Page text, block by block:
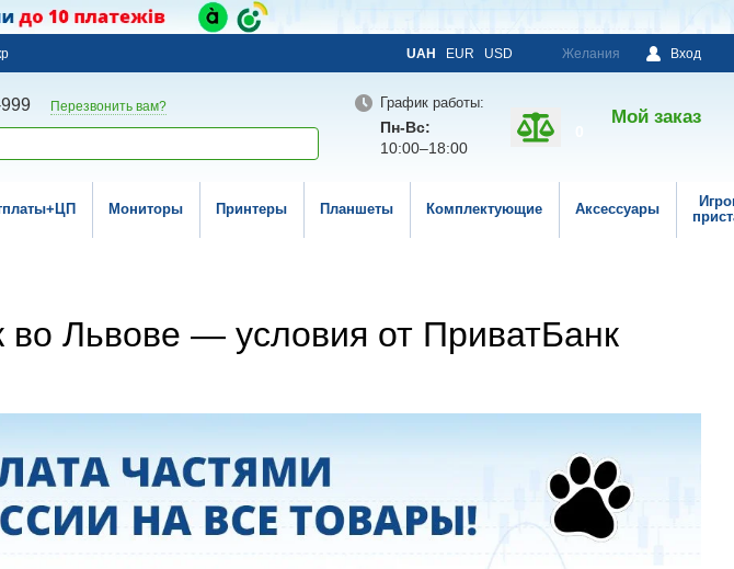
UAH EUR USD Желания Вход
Перезвонить вам? График работы:
Пн-Вс:
10:00–18:00
Мой заказ
Мониторы Принтеры Планшеты Комплектующие Аксессуары
во Львове — условия от ПриватБанк